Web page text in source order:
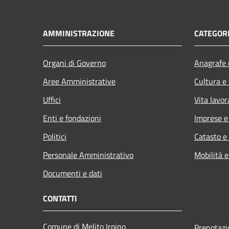
AMMINISTRAZIONE
Organi di Governo
Aree Amministrative
Uffici
Enti e fondazioni
Politici
Personale Amministrativo
Documenti e dati
Cultura
Vita
Imprese
Catasto
Mobilità
CONTATTI
Comune di Melito Irpino